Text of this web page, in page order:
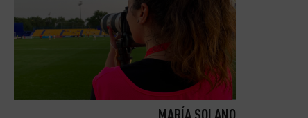
MARÍA SOLANO